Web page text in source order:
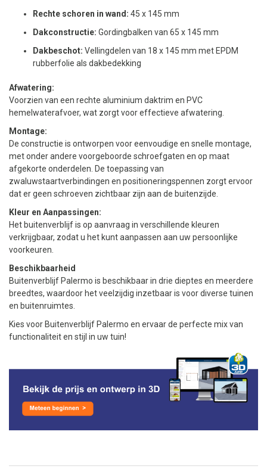
Rechte schoren in wand: 45 x 145 mm
Dakconstructie: Gordingbalken van 65 x 145 mm
Dakbeschot: Vellingdelen van 18 x 145 mm met EPDM
rubberfolie als dakbedekking
Afwatering:
Voorzien van een rechte aluminium daktrim en PVC
hemelwaterafvoer, wat zorgt voor effectieve afwatering.
Montage:
De constructie is ontworpen voor eenvoudige en snelle montage,
met onder andere voorgeboorde schroefgaten en op maat
afgekorte onderdelen. De toepassing van
zwaluwstaartverbindingen en positioneringspennen zorgt ervoor
dat er geen schroeven zichtbaar zijn aan de buitenzijde.
Kleur en Aanpassingen:
Het buitenverblijf is op aanvraag in verschillende kleuren
verkrijgbaar, zodat u het kunt aanpassen aan uw persoonlijke
voorkeuren.
Beschikbaarheid
Buitenverblijf Palermo is beschikbaar in drie dieptes en meerdere
breedtes, waardoor het veelzijdig inzetbaar is voor diverse tuinen
en buitenruimtes.
Kies voor Buitenverblijf Palermo en ervaar de perfecte mix van
functionaliteit en stijl in uw tuin!